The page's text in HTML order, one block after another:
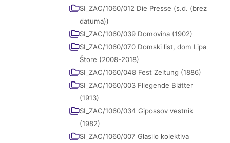
SI_ZAC/1060/012 Die Presse (s.d. (brez
datuma))
SI_ZAC/1060/039 Domovina (1902)
SI_ZAC/1060/070 Domski list, dom Lipa
Štore (2008-2018)
SI_ZAC/1060/048 Fest Zeitung (1886)
SI_ZAC/1060/003 Fliegende Blätter
(1913)
SI_ZAC/1060/034 Gipossov vestnik
(1982)
SI_ZAC/1060/007 Glasilo kolektiva